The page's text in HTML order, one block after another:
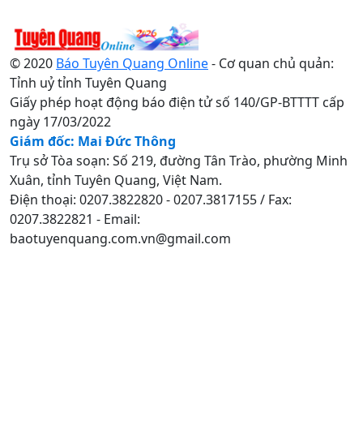
© 2020 Báo Tuyên Quang Online- Cơ quan chủ quản:
Tỉnh uỷ tỉnh Tuyên Quang
Giấy phép hoạt động báo điện tử số 140/GP-BTTTT cấp
ngày 17/03/2022
Giám đốc: Mai Đức Thông
Trụ sở Tòa soạn: Số 219, đường Tân Trào, phường Minh
Xuân, tỉnh Tuyên Quang, Việt Nam.
Điện thoại: 0207.3822820 - 0207.3817155 / Fax:
0207.3822821 - Email:
baotuyenquang.com.vn@gmail.com